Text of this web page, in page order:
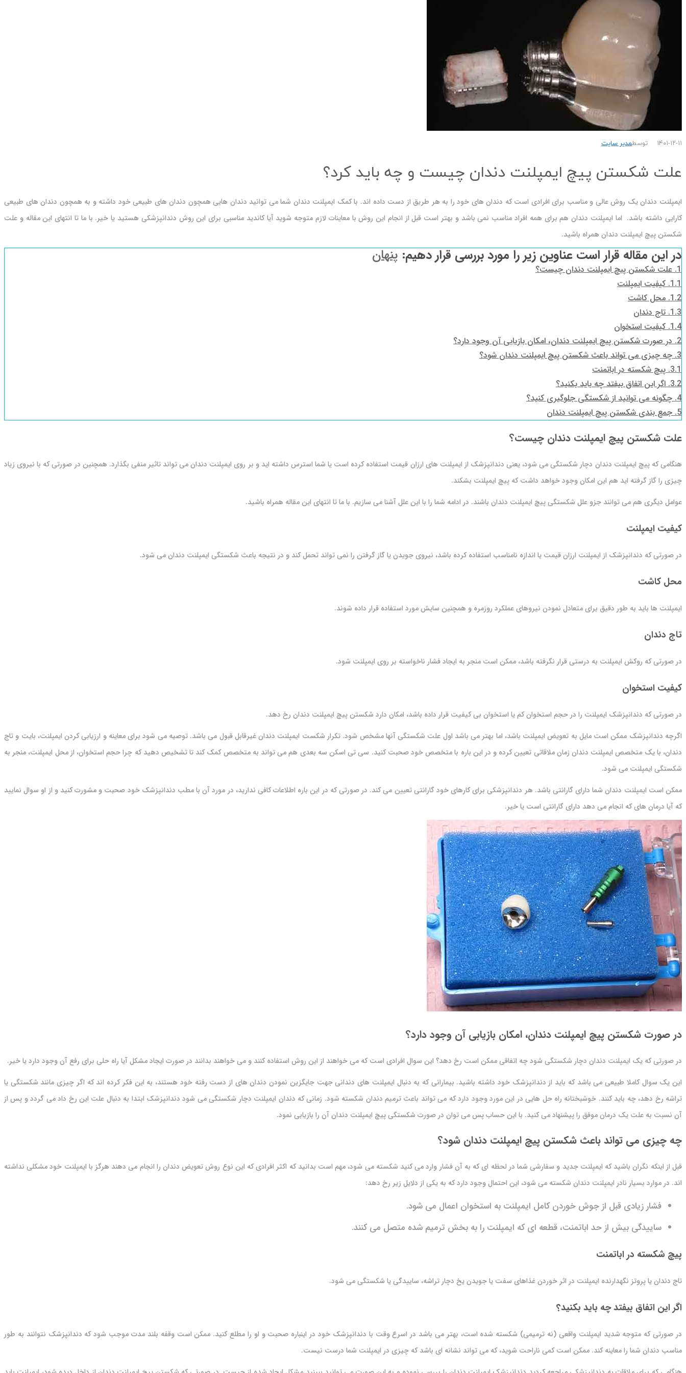
۱۴۰۱-۱۲-۱۱ توسطمدیر سایت
علت شکستن پیچ ایمپلنت دندان چیست و چه باید کرد؟
ایمپلنت دندان یک روش عالی و مناسب برای افرادی است که دندان های خود را به هر طریق از دست داده اند. با کمک ایمپلنت دندان شما می توانید دندان هایی همچون دندان های طبیعی خود داشته و به همچون دندان های طبیعی
کارایی داشته باشد. اما ایمپلنت دندان هم برای همه افراد مناسب نمی باشد و بهتر است قبل از انجام این روش با معاینات لازم متوجه شوید آیا کاندید مناسبی برای این روش دندانپزشکی هستید یا خیر. با ما تا انتهای این مقاله و علت
شکستن پیچ ایمپلنت دندان همراه باشید.
در این مقاله قرار است عناوین زیر را مورد بررسی قرار دهیم: پنهان
1. علت شکستن پیچ ایمپلنت دندان چیست؟
1.1. کیفیت ایمپلنت
1.2. محل کاشت
1.3. تاج دندان
1.4. کیفیت استخوان
2. در صورت شکستن پیچ ایمپلنت دندان، امکان بازیابی آن وجود دارد؟
3. چه چیزی می تواند باعث شکستن پیچ ایمپلنت دندان شود؟
3.1. پیچ شکسته در اباتمنت
3.2. اگر این اتفاق بیفتد چه باید بکنید؟
4. چگونه می توانید از شکستگی جلوگیری کنید؟
5. جمع بندی شکستن پیچ ایمپلنت دندان
علت شکستن پیچ ایمپلنت دندان چیست؟
هنگامی که پیچ ایمپلنت دندان دچار شکستگی می شود، یعنی دندانپزشک از ایمپلنت های ارزان قیمت استفاده کرده است یا شما استرس داشته اید و بر روی ایمپلنت دندان می تواند تاثیر منفی بگذارد. همچنین در صورتی که با نیروی زیاد
چیزی را گاز گرفته اید هم این امکان وجود خواهد داشت که پیچ ایمپلنت بشکند.
عوامل دیگری هم می توانند جزو علل شکستگی پیچ ایمپلنت دندان باشند. در ادامه شما را با این علل آشنا می سازیم. با ما تا انتهای این مقاله همراه باشید.
کیفیت ایمپلنت
در صورتی که دندانپزشک از ایمپلنت ارزان قیمت یا اندازه نامناسب استفاده کرده باشد، نیروی جویدن یا گاز گرفتن را نمی تواند تحمل کند و در نتیجه باعث شکستگی ایمپلنت دندان می شود.
محل کاشت
ایمپلنت ها باید به طور دقیق برای متعادل نمودن نیروهای عملکرد روزمره و همچنین سایش مورد استفاده قرار داده شوند.
تاج دندان
در صورتی که روکش ایمپلنت به درستی قرار نگرفته باشد، ممکن است منجر به ایجاد فشار ناخواسته بر روی ایمپلنت شود.
کیفیت استخوان
در صورتی که دندانپزشک ایمپلنت را در حجم استخوان کم یا استخوان بی کیفیت قرار داده باشد، امکان دارد شکستن پیچ ایمپلنت دندان رخ دهد.
اگرچه دندانپزشک ممکن است مایل به تعویض ایمپلنت باشد، اما بهتر می باشد اول علت شکستگی آنها مشخص شود. تکرار شکست ایمپلنت دندان غیرقابل قبول می باشد. توصیه می شود برای معاینه و ارزیابی کردن ایمپلنت، بایت و تاج
دندان، با یک متخصص ایمپلنت دندان زمان ملاقاتی تعیین کرده و در این باره با متخصص خود صحبت کنید. سی تی اسکن سه بعدی هم می تواند به متخصص کمک کند تا تشخیص دهید که چرا حجم استخوان، از محل ایمپلنت، منجر به
شکستگی ایمپلنت می شود.
ممکن است ایمپلنت دندان شما دارای گارانتی باشد. هر دندانپزشکی برای کارهای خود گارانتی تعیین می کند. در صورتی که در این باره اطلاعات کافی ندارید، در مورد آن با مطب دندانپزشک خود صحبت و مشورت کنید و از او سوال نمایید
که آیا درمان های که انجام می دهد دارای گارانتی است یا خیر.
در صورت شکستن پیچ ایمپلنت دندان، امکان بازیابی آن وجود دارد؟
در صورتی که یک ایمپلنت دندان دچار شکستگی شود چه اتفاقی ممکن است رخ دهد؟ این سوال افرادی است که می خواهند از این روش استفاده کنند و می خواهند بدانند در صورت ایجاد مشکل آیا راه حلی برای رفع آن وجود دارد یا خیر.
این یک سوال کاملا طبیعی می باشد که باید از دندانپزشک خود داشته باشید. بیمارانی که به دنبال ایمپلنت های دندانی جهت جایگزین نمودن دندان های از دست رفته خود هستند، به این فکر کرده اند که اگر چیزی مانند شکستگی یا
تراشه رخ دهد، چه باید کنند. خوشبختانه راه حل هایی در این مورد وجود دارد که می تواند باعث ترمیم دندان شکسته شود. زمانی که دندان ایمپلنت دچار شکستگی می شود دندانپزشک ابتدا به دنبال علت این رخ داد می گردد و پس از
آن نسبت به علت یک درمان موفق را پیشنهاد می کنید. با این حساب پس می توان در صورت شکستگی پیچ ایمپلنت دندان آن را بازیابی نمود.
چه چیزی می تواند باعث شکستن پیچ ایمپلنت دندان شود؟
قبل از اینکه نگران باشید که ایمپلنت جدید و سفارشی شما در لحظه ای که به آن فشار وارد می کنید شکسته می شود، مهم است بدانید که اکثر افرادی که این نوع روش تعویض دندان را انجام می دهند هرگز با ایمپلنت خود مشکلی نداشته
اند. در موارد بسیار نادر ایمپلنت دندان شکسته می شود، این احتمال وجود دارد که به یکی از دلایل زیر رخ دهد:
فشار زیادی قبل از جوش خوردن کامل ایمپلنت به استخوان اعمال می شود.
ساییدگی بیش از حد اباتمنت، قطعه ای که ایمپلنت را به بخش ترمیم شده متصل می کنند.
پیچ شکسته در اباتمنت
تاج دندان یا پروتز نگهدارنده ایمپلنت در اثر خوردن غذاهای سفت یا جویدن یخ دچار تراشه، ساییدگی یا شکستگی می شود.
اگر این اتفاق بیفتد چه باید بکنید؟
در صورتی که متوجه شدید ایمپلنت واقعی (نه ترمیمی) شکسته شده است، بهتر می باشد در اسرع وقت با دندانپزشک خود در اینباره صحبت و او را مطلع کنید. ممکن است وقفه بلند مدت موجب شود که دندانپزشک نتوانند به طور
مناسب دندان شما را معاینه کند. ممکن است کمی ناراحت شوید، که می تواند نشانه ای باشد که چیزی در ایمپلنت شما درست نیست.